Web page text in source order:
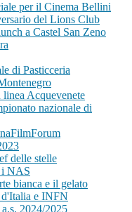
per il Cinema Bellini
del Lions Club
a Castel San Zeno
di Pasticceria
Acquevenete
nazionale di
delle stelle
i NAS
bianca e il gelato
e INFN
2024/2025